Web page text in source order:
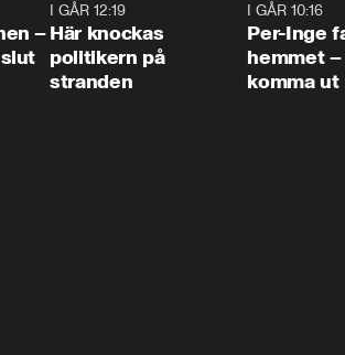
–
I GÅR 12:19
Här knockas
politikern på
stranden
I GÅR 10:16
Per-Inge
hemmet
komma ut